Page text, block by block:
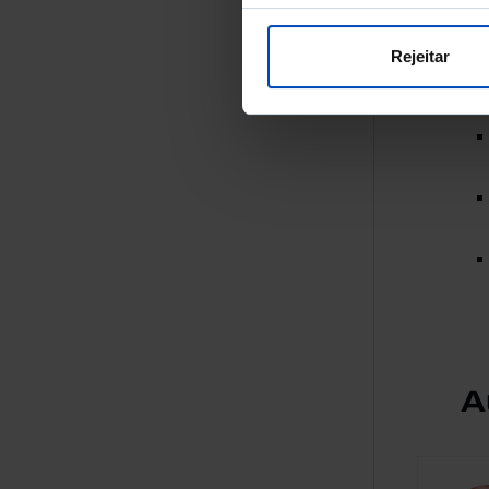
Rejeitar